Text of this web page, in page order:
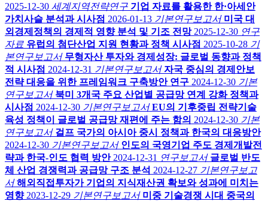
2025-12-30 세계지역전략연구 기업 자료를 활용한 한·아세안
가치사슬 분석과 시사점 2026-01-13 기본연구보고서 미국 대
외경제정책의 경제적 영향 분석 및 기조 전망 2025-12-30 연구
자료 유럽의 첨단산업 지원 현황과 정책 시사점 2025-10-28 기
본연구보고서 무형자산 투자와 경제성장: 글로벌 동향과 정책
적 시사점 2024-12-31 기본연구보고서 자국 중심의 경제안보
전략 대응을 위한 프레임워크 구축방안 연구 2024-12-30 기본
연구보고서 북미 3개국 주요 산업별 공급망 연계 강화 정책과
시사점 2024-12-30 기본연구보고서 EU의 기후중립 전략기술
육성 정책이 글로벌 공급망 재편에 주는 함의 2024-12-30 기본
연구보고서 걸프 국가의 아시아 중시 정책과 한국의 대응방안
2024-12-30 기본연구보고서 인도의 국영기업 주도 경제개발전
략과 한국-인도 협력 방안 2024-12-31 연구보고서 글로벌 반도
체 산업 경쟁력과 공급망 구조 분석 2024-12-27 기본연구보고
서 해외직접투자가 기업의 지식재산권 확보와 성과에 미치는
영향 2023-12-29 기본연구보고서 미중 기술경쟁 시대 중국의